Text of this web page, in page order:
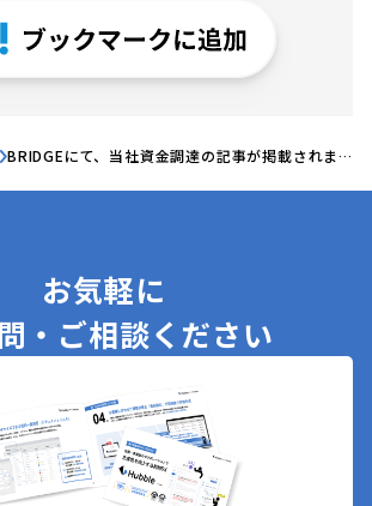
BRIDGEにて、当社資金調達の記事が掲載されま
お気軽に
・ご相談ください